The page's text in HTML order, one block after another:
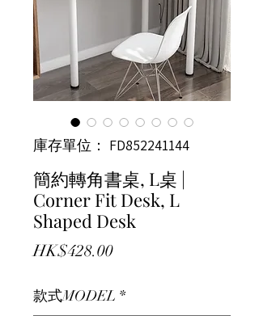
庫存單位： FD852241144
簡約轉角書桌, L桌 |
Corner Fit Desk, L
Shaped Desk
HK$428.00價格
款式MODEL *